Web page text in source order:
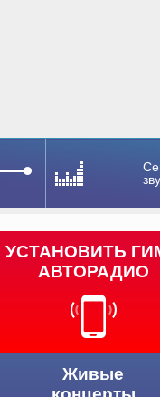
УСТАНОВИТЬ
АВТОРАДИО
Живые